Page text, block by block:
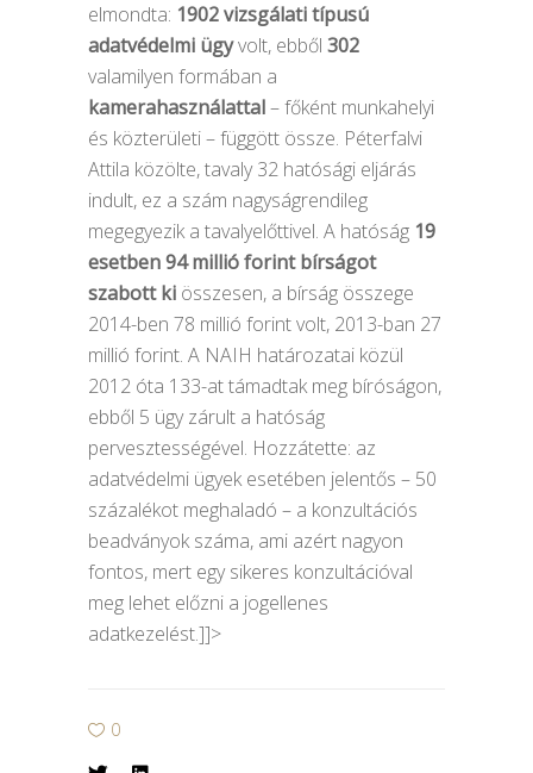
elmondta: 1902 vizsgálati típusú
adatvédelmi ügyvolt, ebből 302
valamilyen formában a
kamerahasználattal– főként munkahelyi
és közterületi – függött össze. Péterfalvi
Attila közölte, tavaly 32 hatósági eljárás
indult, ez a szám nagyságrendileg
megegyezik a tavalyelőttivel. A hatóság 19
esetben 94 millió forint bírságot
szabott ki összesen, a bírság összege
2014-ben 78 millió forint volt, 2013-ban 27
millió forint. A NAIH határozatai közül
2012 óta 133-at támadtak meg bíróságon,
ebből 5 ügy zárult a hatóság
pervesztességével. Hozzátette: az
adatvédelmi ügyek esetében jelentős – 50
százalékot meghaladó – a konzultációs
beadványok száma, ami azért nagyon
fontos, mert egy sikeres konzultációval
meg lehet előzni a jogellenes
adatkezelést.]]>
0